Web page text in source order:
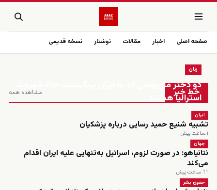
صفحه اصلی اخبار مقالات نوشتار نسخه قدیمی
زنده
خط خبر مشاهده همه
زنان
دو دختر ملی‌پوشی که به ایران برنگشتند، حالا شهروند
استرالیا هستند
ایران
تشبیه شنیع حمید رسایی درباره پزشکیان
۱ ساعت پیش
جهان
نتانیاهو: در صورت لزوم، اسرائیل به‌تنهایی علیه ایران اقدام
می‌کند
11 ساعت پیش
حقوق بشر